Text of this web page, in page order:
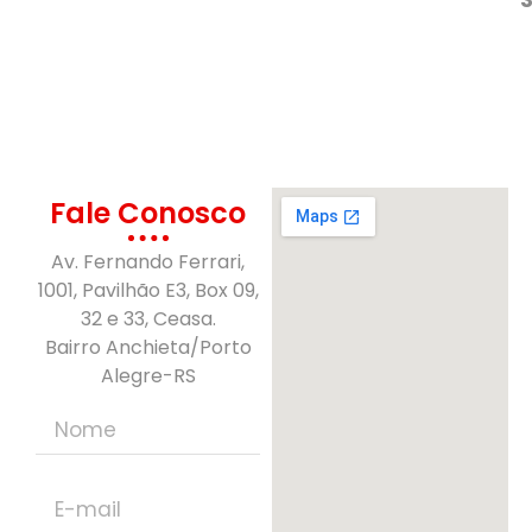
Fale Conosco
Av. Fernando Ferrari,
1001, Pavilhão E3, Box 09,
32 e 33, Ceasa.
Bairro Anchieta/Porto
Alegre-RS